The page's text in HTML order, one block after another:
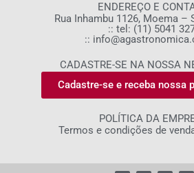
ENDEREÇO E
Rua Inhambu 1126, Moema –
:: tel: (11) 5041
::
CADASTRE-SE NA NOSSA
Cadastre-se e receba nossa
POLÍTICA DA
Termos e condições de